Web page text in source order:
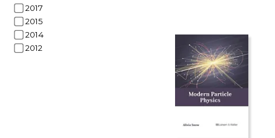
2017
2015
2014
2012
40%
dcto.